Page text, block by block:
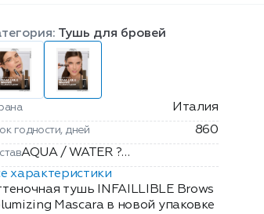
Тушь для бровей
Италия
годности, дней 860
AQUA / WATER ?
STYRENE/ACRYLATES/AMMONIUM
METHACRYLATE COPOLYMER ?
ALCOHOL DENAT. ? BUTYLENE
характеристики
тушь INFAILLIBLE Brows
Mascara в новой упаковке